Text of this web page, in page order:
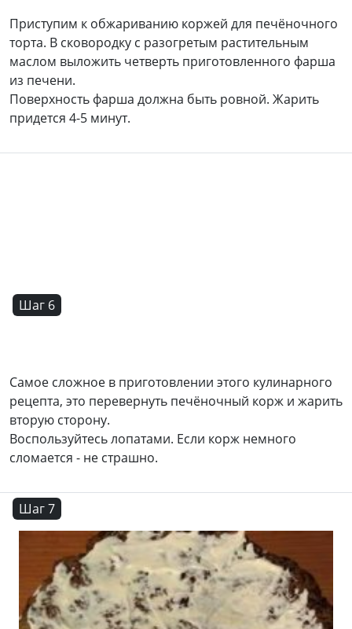
Приступим к обжариванию коржей для печёночного
торта. В сковородку с разогретым растительным
маслом выложить четверть приготовленного фарша
из печени.
Поверхность фарша должна быть ровной. Жарить
придется 4-5 минут.
Шаг 6
Самое сложное в приготовлении этого кулинарного
рецепта, это перевернуть печёночный корж и жарить
вторую сторону.
Воспользуйтесь лопатами. Если корж немного
сломается - не страшно.
Шаг 7